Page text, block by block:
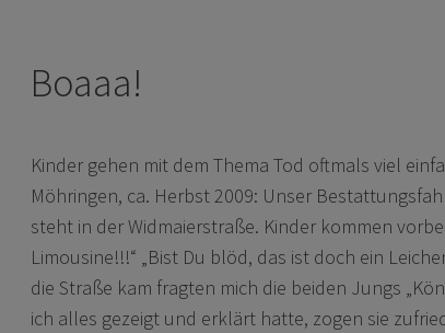
Boaaa!
Kinder gehen mit dem Thema Tod oftmals viel
Möhringen, ca. Herbst 2009: Unser
steht in der Widmaierstraße. Kinder kommen
Limousine!!!“ „Bist Du blöd, das ist doch ein
die Straße kam fragten mich die beiden Jungs
ich alles gezeigt und erklärt hatte, zogen sie